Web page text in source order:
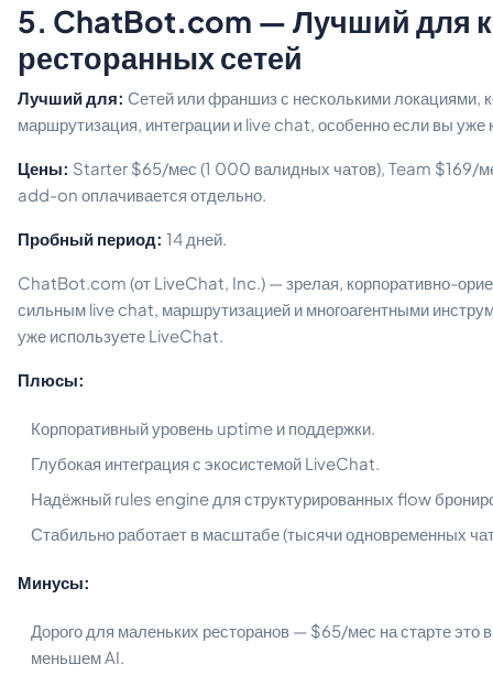
5. ChatBot.com — Лучший для
ресторанных сетей
Лучший для: Сетей или франшиз с несколькими локациями,
маршрутизация, интеграции и live chat, особенно если вы
Цены: Starter $65/мес (1 000 валидных чатов), Team $169/
add-on оплачивается отдельно.
Пробный период: 14 дней.
ChatBot.com (от LiveChat, Inc.) — зрелая, корпоративно-
сильным live chat, маршрутизацией и многоагентными
уже используете LiveChat.
Плюсы:
Корпоративный уровень uptime и поддержки.
Глубокая интеграция с экосистемой LiveChat.
Надёжный rules engine для структурированных flow
Стабильно работает в масштабе (тысячи одновременных
Минусы:
Дорого для маленьких ресторанов — $65/мес на старте это
меньшем AI.